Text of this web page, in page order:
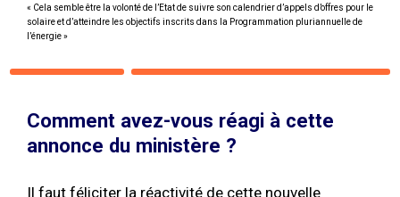
« Cela semble être la volonté de l’Etat de suivre son calendrier d’appels d’offres pour le
solaire et d’atteindre les objectifs inscrits dans la Programmation pluriannuelle de
l’énergie »
Comment avez-vous réagi à cette
annonce du ministère ?
Il faut féliciter la réactivité de cette nouvelle